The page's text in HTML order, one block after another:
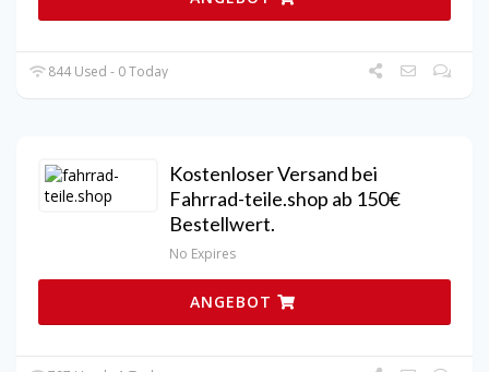
844 Used - 0 Today
Kostenloser Versand bei
Fahrrad-teile.shop ab 150€
Bestellwert.
No Expires
ANGEBOT